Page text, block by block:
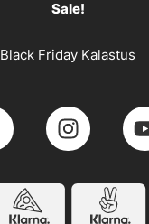
Sale!
Black Friday Kalastus